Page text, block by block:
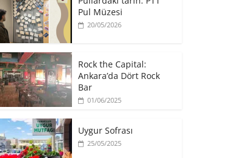
Pul Müzesi
20/05/2026
Rock the Capital:
Ankara’da Dört Rock
Bar
01/06/2025
Uygur Sofrası
25/05/2025